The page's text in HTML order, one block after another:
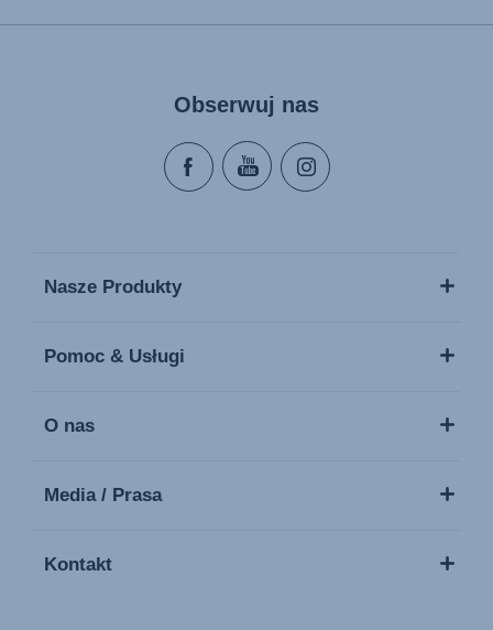
Obserwuj nas
Nasze Produkty
Pomoc & Usługi
O nas
Media / Prasa
Kontakt